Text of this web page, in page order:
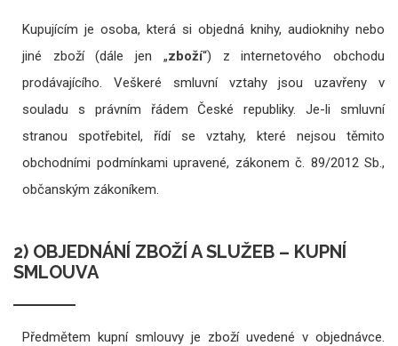
Kupujícím je osoba, která si objedná knihy, audioknihy nebo
jiné zboží (dále jen „zboží“) z internetového obchodu
prodávajícího. Veškeré smluvní vztahy jsou uzavřeny v
souladu s právním řádem České republiky. Je-li smluvní
stranou spotřebitel, řídí se vztahy, které nejsou těmito
obchodními podmínkami upravené, zákonem č. 89/2012 Sb.,
občanským zákoníkem.
2) OBJEDNÁNÍ ZBOŽÍ A SLUŽEB – KUPNÍ
SMLOUVA
Předmětem kupní smlouvy je zboží uvedené v objednávce.